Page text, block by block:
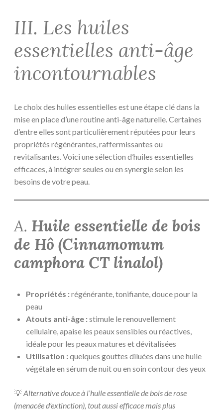
III. Les huiles
essentielles anti-âge
incontournables
Le choix des huiles essentielles est une étape clé dans la
mise en place d’une routine anti-âge naturelle. Certaines
d’entre elles sont particulièrement réputées pour leurs
propriétés régénérantes, raffermissantes ou
revitalisantes. Voici une sélection d’huiles essentielles
efficaces, à intégrer seules ou en synergie selon les
besoins de votre peau.
A. Huile essentielle de bois
de Hô (Cinnamomum
camphora CT linalol)
Propriétés :régénérante, tonifiante, douce pour la
peau
Atouts anti-âge :stimule le renouvellement
cellulaire, apaise les peaux sensibles ou réactives,
idéale pour les peaux matures et dévitalisées
Utilisation :quelques gouttes diluées dans une huile
végétale en sérum de nuit ou en soin contour des yeux
💡Alternative douce à l’huile essentielle de bois de rose
(menacée d’extinction), tout aussi efficace mais plus